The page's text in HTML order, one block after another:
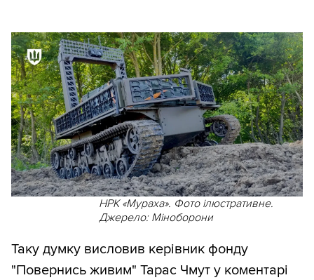
НРК «Мураха». Фото ілюстративне.
Джерело: Міноборони
Таку думку висловив керівник фонду
"Повернись живим" Тарас Чмут у коментарі